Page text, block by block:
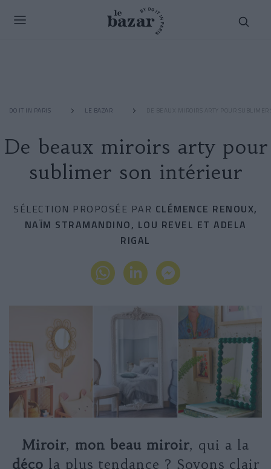
DO IT IN PARIS LE BAZAR DE BEAUX MIROIRS ARTY POUR
De beaux miroirs arty pour
sublimer son intérieur
SÉLECTION PROPOSÉE PAR CLÉMENCE RENOUX,
NAÏM STRAMANDINO, LOU REVEL ET ADELA
RIGAL
Miroir, mon beau miroir, qui a la
déco la plus tendance ? Soyons clair